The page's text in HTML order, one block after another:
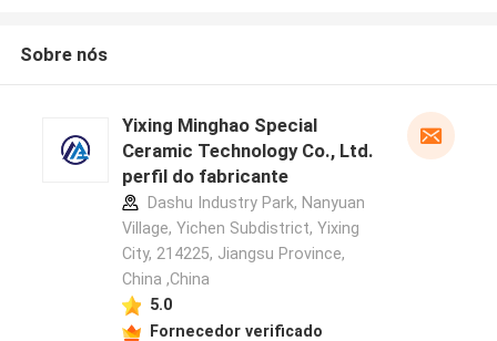
Sobre nós
Yixing Minghao Special
Ceramic Technology Co., Ltd.
perfil do fabricante
Dashu Industry Park, Nanyuan
Village, Yichen Subdistrict, Yixing
City, 214225, Jiangsu Province,
China ,China
5.0
Fornecedor verificado